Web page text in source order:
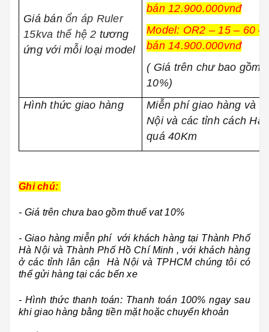
Giá bánổn áp Ruler
15kva thế hệ 2 tương
ứng với mỗi loại model
bán 12.900.000vnđ
Model: OR2 – 15 – 60 –
bán 14.900.000vnđ
( Giá trên chư bao gồm
10%)
Hình thức giao hàng
Miễn phí giao hàng và
Nội và các tỉnh cách Hà
quá 40Km
Ghi chú:
- Giá trên chưa bao gồm thuế vat 10%
- Giao hàng miễn phí với khách hàng tại Thành Phố
Hà Nội và Thành Phố Hồ Chí Minh , với khách hàng
ở các tỉnh lân cận Hà Nội và TPHCM chúng tôi có
thể gửi hàng tại các bến xe
- Hình thức thanh toán: Thanh toán 100% ngay sau
khi giao hàng bằng tiền mặt hoặc chuyển khoản